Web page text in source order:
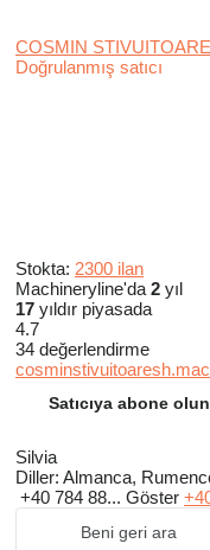
COSMIN STIVUITOARE
Doğrulanmış satıcı
Stokta: 2300 ilan
Machineryline'da 2 yıl
17 yıldır piyasada
4.7
34 değerlendirme
Satıcıya abone olun
Silvia
Diller: Almanca,
+40 784 88... Göster
Beni geri ara